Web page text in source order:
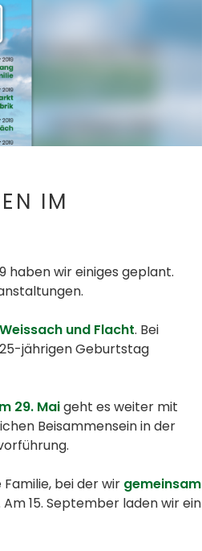
IM
haben wir einiges geplant.
und Flacht. Bei
jährigen Geburtstag
29. Maigeht es weiter mit
Beisammensein in der
bei der wir gemeinsam
15. September laden wir ein